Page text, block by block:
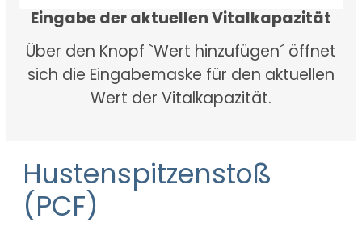
Eingabe der aktuellen Vitalkapazität
Über den Knopf `Wert hinzufügen´ öffnet
sich die Eingabemaske für den aktuellen
Wert der Vitalkapazität.
Hustenspitzenstoß
(PCF)